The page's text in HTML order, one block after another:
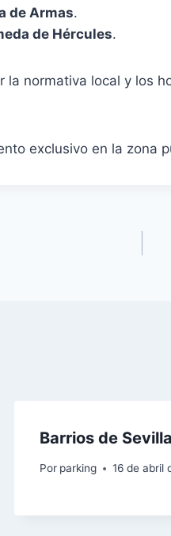
de Armas.
de Hércules.
la normativa local y los
exclusivo en la zona
Barrios de Sevilla
Por parking 16 de abril